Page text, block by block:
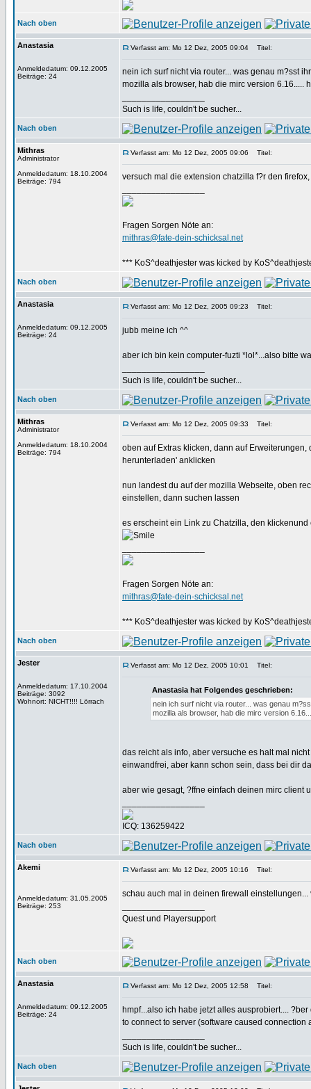
Nach oben
Anastasia
Anmeldedatum: 09.12.2005
Beiträge: 24
Verfasst am: Mo 12 Dez, 2005 09:04 Titel:
nein ich surf nicht via router... was genau m?sst
mozilla als browser, hab die mirc version 6.16.....
Such is life, couldn't be sucher...
Nach oben
Mithras
Administrator
Anmeldedatum: 18.10.2004
Beiträge: 794
Verfasst am: Mo 12 Dez, 2005 09:06 Titel:
versuch mal die extension chatzilla f?r den
Fragen Sorgen Nöte an:
mithras@fate-dein-schicksal.net
*** KoS^deathjester was kicked by
Nach oben
Anastasia
Anmeldedatum: 09.12.2005
Beiträge: 24
Verfasst am: Mo 12 Dez, 2005 09:23 Titel:
jubb meine ich ^^
aber ich bin kein computer-fuzti *lol*...also bitte
Such is life, couldn't be sucher...
Nach oben
Mithras
Administrator
Anmeldedatum: 18.10.2004
Beiträge: 794
Verfasst am: Mo 12 Dez, 2005 09:33 Titel:
oben auf Extras klicken, dann auf
herunterladen' anklicken
nun landest du auf der mozilla Webseite, oben
einstellen, dann suchen lassen
es erscheint ein Link zu Chatzilla, den
Fragen Sorgen Nöte an:
mithras@fate-dein-schicksal.net
*** KoS^deathjester was kicked by
Nach oben
Jester
Anmeldedatum: 17.10.2004
Beiträge: 3092
Wohnort: NICHT!!!! Lörrach
Verfasst am: Mo 12 Dez, 2005 10:01 Titel:
Anastasia hat Folgendes geschrieben:
nein ich surf nicht via router... was genau
mozilla als browser, hab die mirc version
das reicht als info, aber versuche es halt mal
einwandfrei, aber kann schon sein, dass bei dir
aber wie gesagt, ?ffne einfach deinen mirc client
ICQ: 136259422
Nach oben
Akemi
Anmeldedatum: 31.05.2005
Beiträge: 253
Verfasst am: Mo 12 Dez, 2005 10:16 Titel:
schau auch mal in deinen firewall
Quest und Playersupport
Nach oben
Anastasia
Anmeldedatum: 09.12.2005
Beiträge: 24
Verfasst am: Mo 12 Dez, 2005 12:58 Titel:
hmpf...also ich habe jetzt alles ausprobiert....
to connect to server (software caused
Such is life, couldn't be sucher...
Nach oben